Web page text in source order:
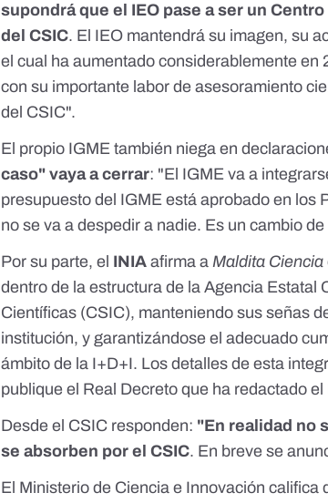
supondrá que el IEO pase a ser un
del CSIC. El IEO mantendrá su imagen, su
el cual ha aumentado considerablementeen
con su importante labor de asesoramiento
del CSIC".
El propio IGME también niega en
caso" vaya a cerrar: "El IGME va a
presupuesto del IGME está aprobado en los
no se va a despedir a nadie. Es un cambio
Por su parte, el INIA afirma aMaldita Ciencia
dentro de la estructura de la Agencia Estatal
Científicas (CSIC), manteniendo sus señas
institución, y garantizándose el adecuado
ámbito de la I+D+I. Los detalles de esta
publique el Real Decreto que ha redactado
Desde el CSIC responden: "En realidad no
se absorben por el CSIC. En breve se
El Ministerio de Ciencia e Innovación califica